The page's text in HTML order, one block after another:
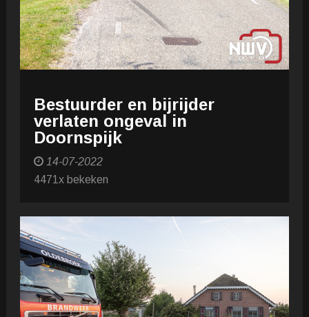
Bestuurder en bijrijder
verlaten ongeval in
Doornspijk
14-07-2022
4471x bekeken